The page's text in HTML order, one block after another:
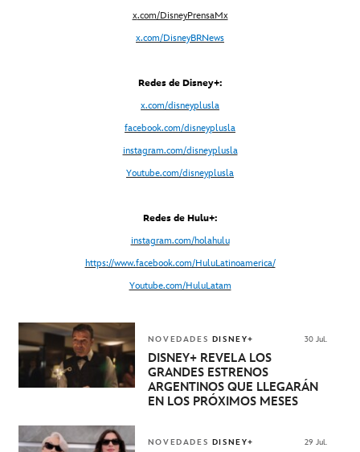
x.com/DisneyPrensaMx
x.com/DisneyBRNews
Redes de Disney+:
x.com/disneyplusla
facebook.com/disneyplusla
instagram.com/disneyplusla
Youtube.com/disneyplusla
Redes de Hulu+:
instagram.com/holahulu
https://www.facebook.com/HuluLatinoamerica/
Youtube.com/HuluLatam
NOVEDADES DISNEY+ 30 Jul.
DISNEY+ REVELA LOS
GRANDES ESTRENOS
ARGENTINOS QUE LLEGARÁN
EN LOS PRÓXIMOS MESES
NOVEDADES DISNEY+ 29 Jul.